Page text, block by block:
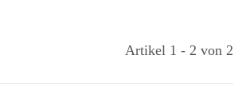
Artikel 1 - 2 von 2